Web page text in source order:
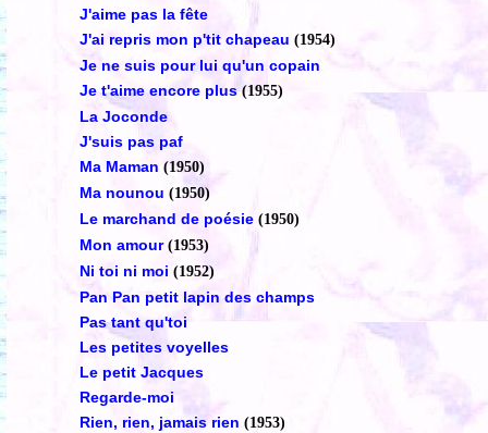
J'aime pas la fête
J'ai repris mon p'tit chapeau (1954)
Je ne suis pour lui qu'un copain
Je t'aime encore plus (1955)
La Joconde
J'suis pas paf
Ma Maman (1950)
Ma nounou (1950)
Le marchand de poésie (1950)
Mon amour (1953)
Ni toi ni moi (1952)
Pan Pan petit lapin des champs
Pas tant qu'toi
Les petites voyelles
Le petit Jacques
Regarde-moi
Rien, rien, jamais rien (1953)